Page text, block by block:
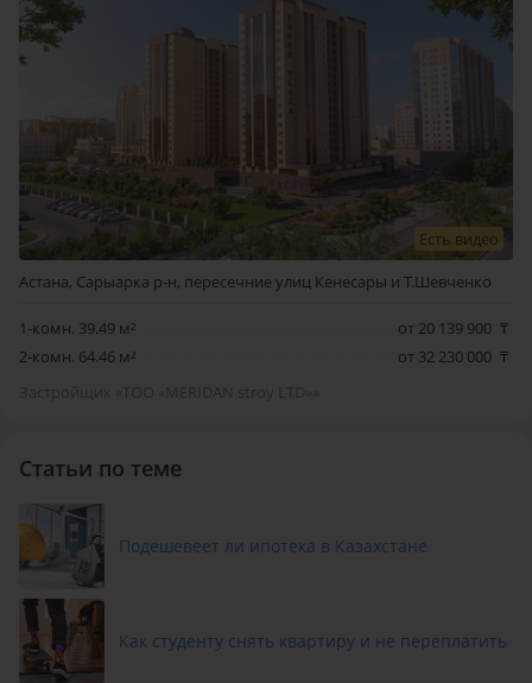
Есть видео
Астана, Сарыарка р-н, пересечние улиц Кенесары и Т.Шевченко
1-комн. 39.49 м² от 20 139 900 ₸
2-комн. 64.46 м²
от 32 230 000 ₸
Статьи по теме
Подешевеет ли ипотека в Казахстане
Как студенту снять квартиру и не переплатить